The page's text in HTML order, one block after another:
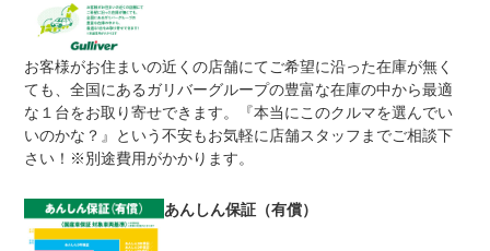
上限金額
車両本体価格
●期間内の修理回数に制限はありませんが、累積上限金額
規約に定めるとおりとなります。
免責金
無し
●１年間までのプランには免責金はございません。●長期有
料プランを選択された方は、２年目以降の修理１回に対し
て、１万円の免責金を申し受けます。●詳しくはスタッフ
までお問い合わせください。
保証修理
受付先
●当店までご連絡ください。ご遠方の方は当店で受付後、
お近くのガリバー店舗または修理工場のご案内をいたしま
すので、お気軽にお申し付けください。
お客様がお住まいの近くの店舗にてご希望に沿った在庫が無く
ても、全国にあるガリバーグループの豊富な在庫の中から最適
な１台をお取り寄せできます。『本当にこのクルマを選んでい
いのかな？』という不安もお気軽に店舗スタッフまでご相談下
さい！※別途費用がかかります。
あんしん保証（有償）